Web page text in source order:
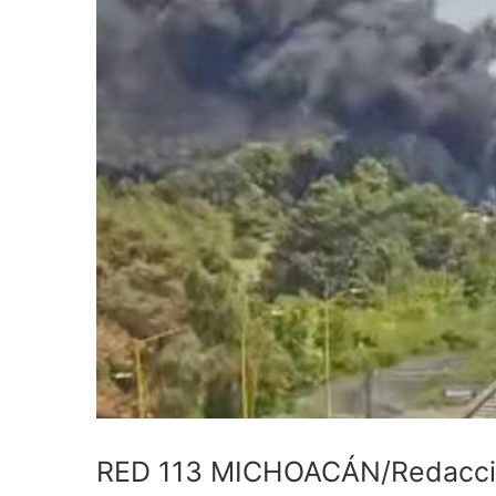
RED 113 MICHOACÁN/